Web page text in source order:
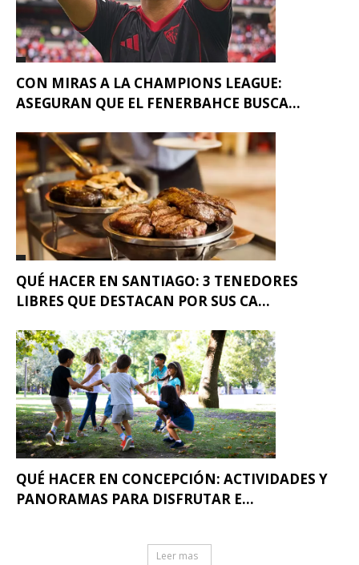
CON MIRAS A LA CHAMPIONS LEAGUE:
ASEGURAN QUE EL FENERBAHCE BUSCA...
QUÉ HACER EN SANTIAGO: 3 TENEDORES
LIBRES QUE DESTACAN POR SUS CA...
QUÉ HACER EN CONCEPCIÓN: ACTIVIDADES Y
PANORAMAS PARA DISFRUTAR E...
Leer mas